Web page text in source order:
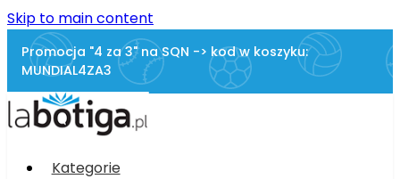
Skip to main content
Promocja "4 za 3" na SQN -> kod w koszyku:
MUNDIAL4ZA3
Kategorie